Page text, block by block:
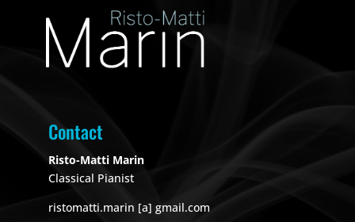
Contact
Risto-Matti Marin
Classical Pianist
ristomatti.marin [a] gmail.com